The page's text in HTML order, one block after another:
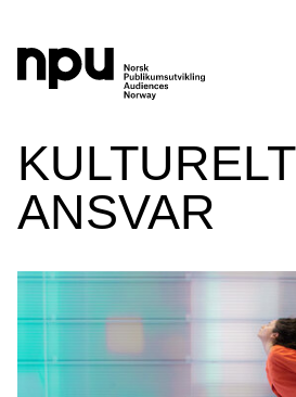
SØK
SØK →
KULTURELT
ANSVAR